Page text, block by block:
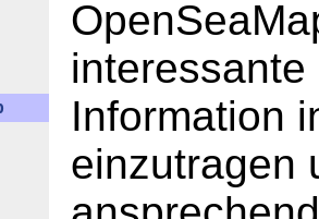
Information
einzutragen